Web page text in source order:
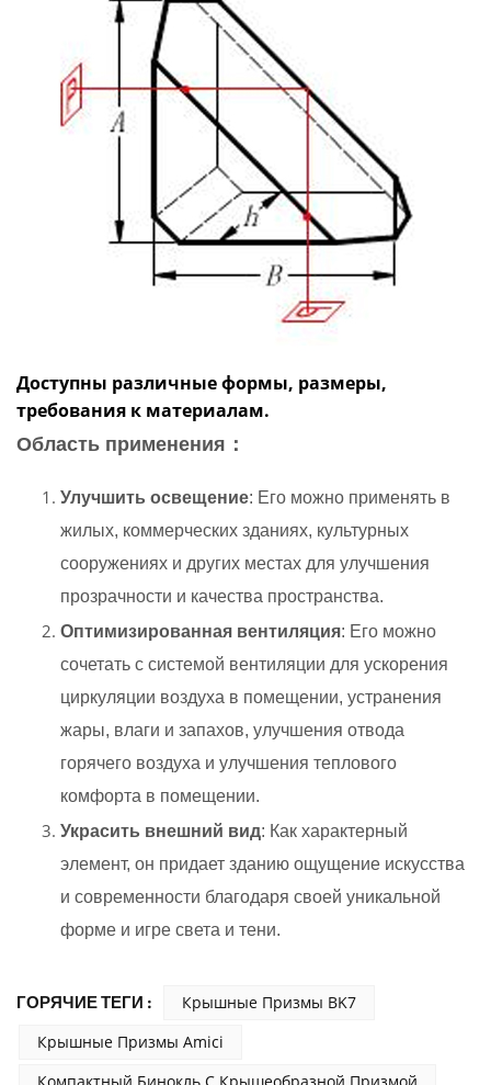
Доступны различные формы, размеры,
требования к материалам.
Область применения：
Улучшить освещение: Его можно применять в
жилых, коммерческих зданиях, культурных
сооружениях и других местах для улучшения
прозрачности и качества пространства.
Оптимизированная вентиляция: Его можно
сочетать с системой вентиляции для ускорения
циркуляции воздуха в помещении, устранения
жары, влаги и запахов, улучшения отвода
горячего воздуха и улучшения теплового
комфорта в помещении.
Украсить внешний вид: Как характерный
элемент, он придает зданию ощущение искусства
и современности благодаря своей уникальной
форме и игре света и тени.
ГОРЯЧИЕ ТЕГИ :
Крышные Призмы BK7
Крышные Призмы Amici